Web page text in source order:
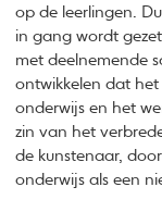
op de leerlingen.
in gang wordt
met deelnemende
ontwikkelen dat
onderwijs en het
zin van het
de kunstenaar,
onderwijs als een